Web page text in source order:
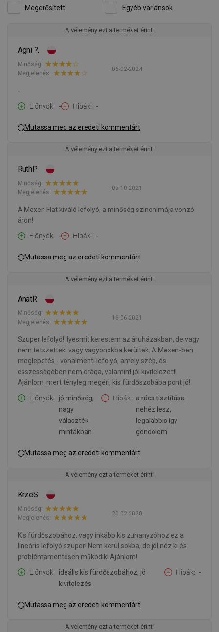
Megerősített Egyéb variánsok
A vélemény ezt a terméket érinti
Agni ?.
06-02-2024
Minőség:
Megjelenés:
-
Előnyök
- Hibák -
Mutassa meg az eredeti kommentárt
A vélemény ezt a terméket érinti
RuthP
05-10-2021
Minőség:
Megjelenés:
A Mexen Flat kiváló lefolyó, a minőség szinonimája vonzó
áron!
Előnyök
- Hibák -
Mutassa meg az eredeti kommentárt
A vélemény ezt a terméket érinti
AnatR
16-06-2021
Minőség:
Megjelenés:
Szuper lefolyó! Ilyesmit kerestem az áruházakban, de vagy
nem tetszettek, vagy vagyonokba kerültek. A Mexen-ben
meglepetés - vonalmenti lefolyó, amely szép, és
összességében nem drága, valamint jól kivitelezett!
Ajánlom, mert tényleg megéri, kis fürdőszobába pont jó!
Előnyök
jó minőség,
nagy
választék
mintákban
Hibák
a rács tisztítása
nehéz lesz,
legalábbis így
gondolom
Mutassa meg az eredeti kommentárt
A vélemény ezt a terméket érinti
KrzeS
20-02-2020
Minőség:
Megjelenés:
Kis fürdőszobához, vagy inkább kis zuhanyzóhoz ez a
lineáris lefolyó szuper! Nem kerül sokba, de jól néz ki és
problémamentesen működik! Ajánlom!
Előnyök
ideális kis fürdőszobához, jó
kivitelezés
Hibák -
Mutassa meg az eredeti kommentárt
A vélemény ezt a terméket érinti